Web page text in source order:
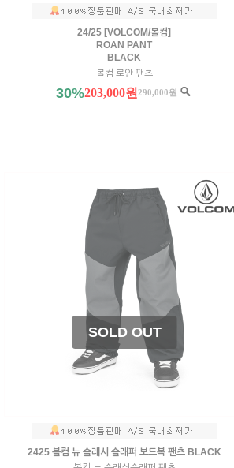
24/25 [VOLCOM/볼컴]
ROAN PANT
BLACK
볼컴 로안 팬츠
30%203,000원 290,000원
2425 볼컴 뉴 슬래시 슬래퍼 보드복 팬츠 BLACK